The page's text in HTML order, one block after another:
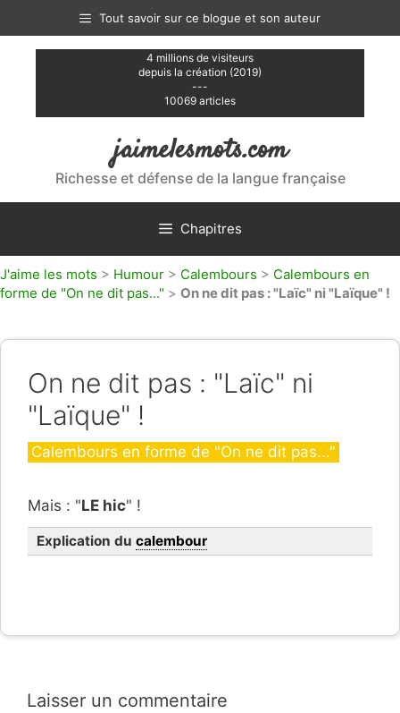
contenu
Tout savoir sur ce blogue et son auteur
4 millions de visiteurs
depuis la création (2019)
---
10069 articles
jaimelesmots.com
Richesse et défense de la langue française
Chapitres
J'aime les mots > Humour > Calembours > Calembours en
forme de "On ne dit pas..." > On ne dit pas : "Laïc" ni "Laïque" !
On ne dit pas : "Laïc" ni
"Laïque" !
Catégories
Calembours en forme de "On ne dit pas..."
Mais : "LE hic" !
Explication du calembour
Laisser un commentaire